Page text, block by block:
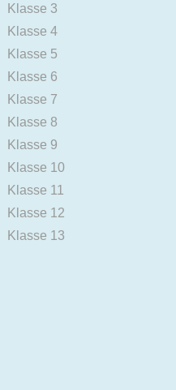
Klasse 3
Klasse 4
Klasse 5
Klasse 6
Klasse 7
Klasse 8
Klasse 9
Klasse 10
Klasse 11
Klasse 12
Klasse 13